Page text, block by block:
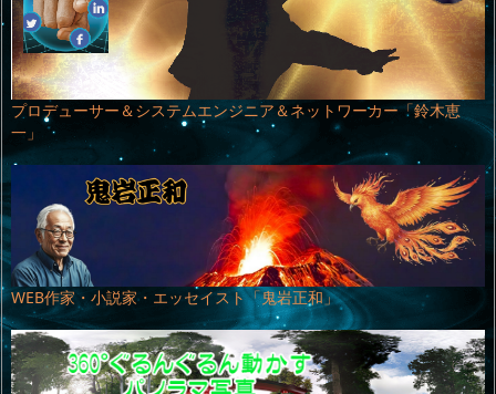
プロデューサー＆システムエンジニア＆ネットワーカー「鈴木恵
一」
WEB作家・小説家・エッセイスト「鬼岩正和」